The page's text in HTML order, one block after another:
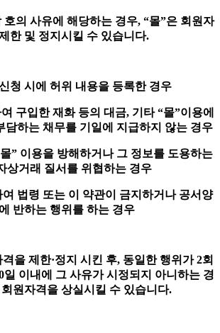
의 사유에 해당하는 경우, “몰”은 회원자
한 및 정지시킬 수 있습니다.
청 시에 허위 내용을 등록한 경우
구입한 재화 등의 대금, 기타 “몰”이용에
담하는 채무를 기일에 지급하지 않는 경우
” 이용을 방해하거나 그 정보를 도용하는
상거래 질서를 위협하는 경우
법령 또는 이 약관이 금지하거나 공서양
반하는 행위를 하는 경우
을 제한·정지 시킨 후, 동일한 행위가 2회
일 이내에 그 사유가 시정되지 아니하는 경
회원자격을 상실시킬 수 있습니다.